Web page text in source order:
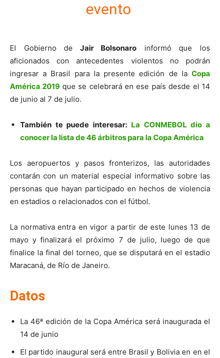
evento
El Gobierno de Jair Bolsonaro informó que los
aficionados con antecedentes violentos no podrán
ingresar a Brasil para la presente edición de la Copa
América 2019 que se celebrará en ese país desde el 14
de junio al 7 de julio.
También te puede interesar: La CONMEBOL dio a
conocer la lista de 46 árbitros para la Copa América
Los aeropuertos y pasos fronterizos, las autoridades
contarán con un material especial informativo sobre las
personas que hayan participado en hechos de violencia
en estadios o relacionados con el fútbol.
La normativa entra en vigor a partir de este lunes 13 de
mayo y finalizará el próximo 7 de julio, luego de que
finalice la final del torneo, que se disputará en el estadio
Maracaná, de Río de Janeiro.
Datos
La 46ª edición de la Copa América será inaugurada el
14 de junio
El partido inaugural será entre Brasil y Bolivia en en el